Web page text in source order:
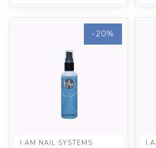
-20%
I.AM NAIL SYSTEMS